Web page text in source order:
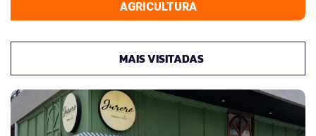
AGRICULTURA
MAIS VISITADAS